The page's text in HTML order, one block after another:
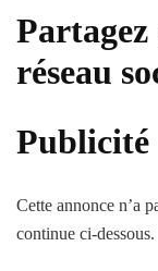
réseau
Publicité
Cette annonce n’a
continue ci-dessous.